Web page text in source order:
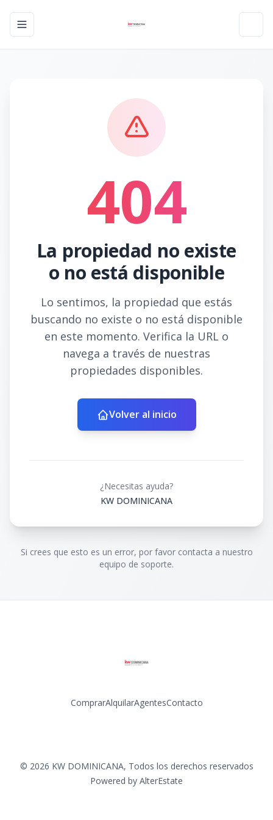
Toggle navigation menu
404
La propiedad no existe
o no está disponible
Lo sentimos, la propiedad que estás
buscando no existe o no está disponible
en este momento. Verifica la URL o
navega a través de nuestras
propiedades disponibles.
Volver al inicio
¿Necesitas ayuda?
KW DOMINICANA
Si crees que esto es un error, por favor contacta a nuestro
equipo de soporte.
ComprarAlquilarAgentesContacto
© 2026 KW DOMINICANA, Todos los derechos reservados
Powered by AlterEstate